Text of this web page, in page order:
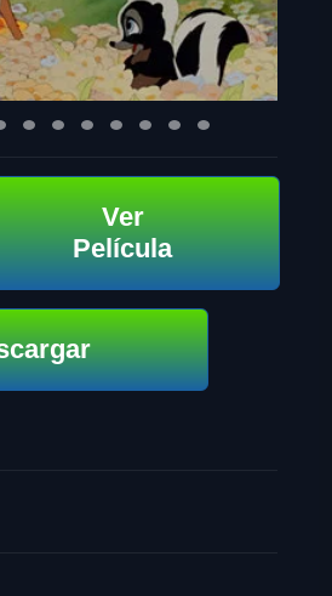
Ver
Película